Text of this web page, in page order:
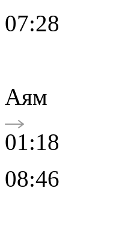
07:28
Аям
01:18
08:46